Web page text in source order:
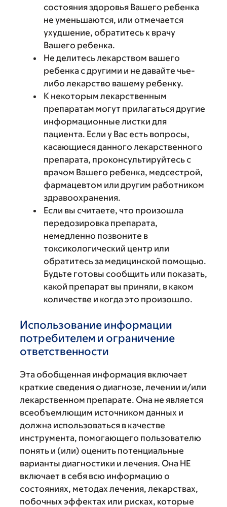
состояния здоровья Вашего ребенка
не уменьшаются, или отмечается
ухудшение, обратитесь к врачу
Вашего ребенка.
Не делитесь лекарством вашего
ребенка с другими и не давайте чье-
либо лекарство вашему ребенку.
К некоторым лекарственным
препаратам могут прилагаться другие
информационные листки для
пациента. Если у Вас есть вопросы,
касающиеся данного лекарственного
препарата, проконсультируйтесь с
врачом Вашего ребенка, медсестрой,
фармацевтом или другим работником
здравоохранения.
Если вы считаете, что произошла
передозировка препарата,
немедленно позвоните в
токсикологический центр или
обратитесь за медицинской помощью.
Будьте готовы сообщить или показать,
какой препарат вы приняли, в каком
количестве и когда это произошло.
Использование информации
потребителем и ограничение
ответственности
Эта обобщенная информация включает
краткие сведения о диагнозе, лечении и/или
лекарственном препарате. Она не является
всеобъемлющим источником данных и
должна использоваться в качестве
инструмента, помогающего пользователю
понять и (или) оценить потенциальные
варианты диагностики и лечения. Она НЕ
включает в себя всю информацию о
состояниях, методах лечения, лекарствах,
побочных эффектах или рисках, которые